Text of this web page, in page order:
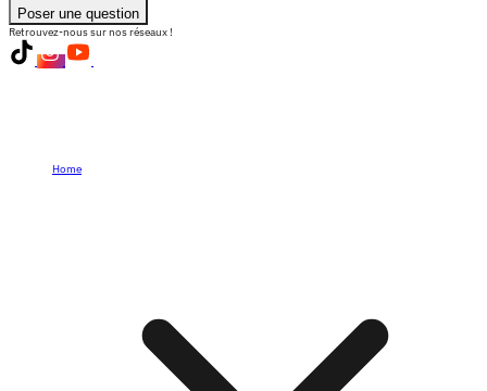
Poser une question
Retrouvez-nous sur nos réseaux !
Home